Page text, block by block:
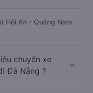
Hội An - Quảng Nam
chuyến xe
Đà Nẵng ?